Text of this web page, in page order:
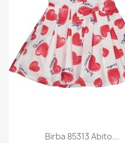
Birba 85313 Abito...